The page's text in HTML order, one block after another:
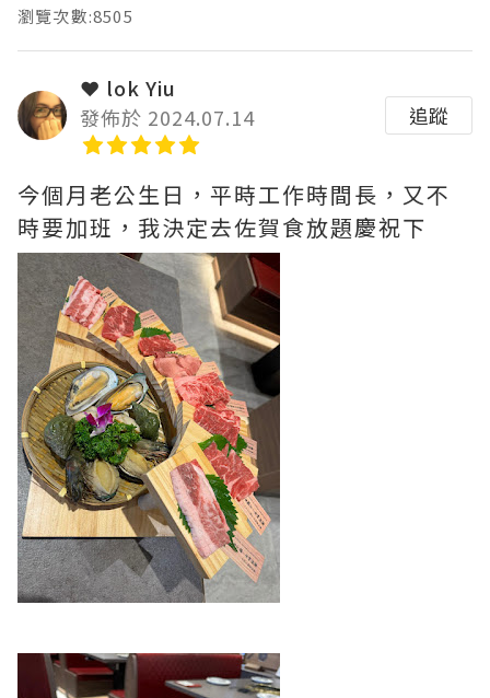
瀏覽次數:8505
❤ lok Yiu
發佈於 2024.07.14
追蹤
今個月老公生日，平時工作時間長，又不
時要加班，我決定去佐賀食放題慶祝下